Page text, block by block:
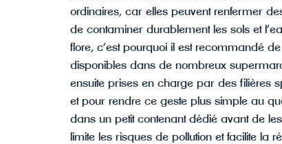
ordinaires, car elles peuvent renfermer
de contaminer durablement les sols et
flore, c’est pourquoi il est recommandé
disponibles dans de nombreux
ensuite prises en charge par des filières
et pour rendre ce geste plus simple au
dans un petit contenant dédié avant de
limite les risques de pollution et facilite la